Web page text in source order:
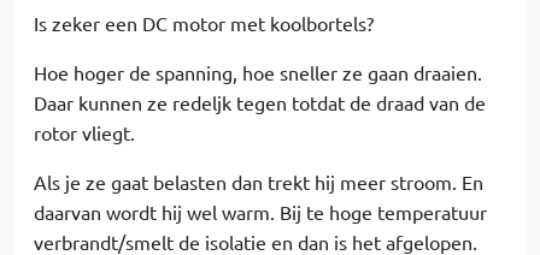
Is zeker een DC motor met koolbortels?
Hoe hoger de spanning, hoe sneller ze gaan draaien.
Daar kunnen ze redeljk tegen totdat de draad van de
rotor vliegt.
Als je ze gaat belasten dan trekt hij meer stroom. En
daarvan wordt hij wel warm. Bij te hoge temperatuur
verbrandt/smelt de isolatie en dan is het afgelopen.